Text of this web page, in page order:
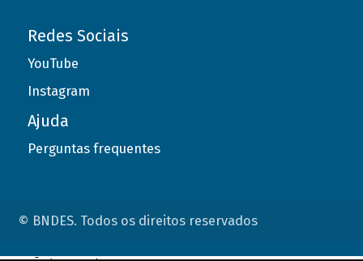
Redes Sociais
YouTube
Instagram
Ajuda
Perguntas frequentes
© BNDES. Todos os direitos reservados